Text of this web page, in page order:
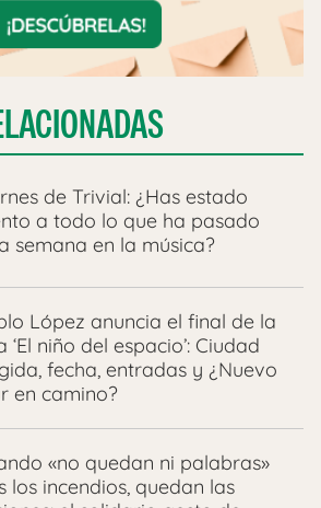
de Trivial: ¿Has estado
a todo lo que ha pasado
semana en la música?
López anuncia el final de la
‘El niño del espacio’: Ciudad
fecha, entradas y ¿Nuevo
en camino?
«no quedan ni palabras»
los incendios, quedan las